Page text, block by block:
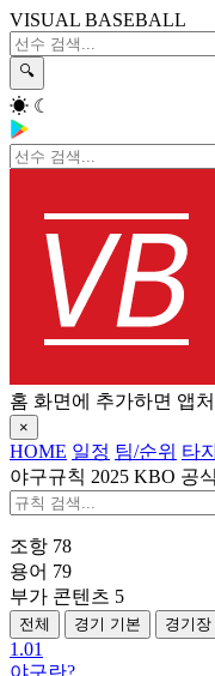
VISUAL BASEBALL
🔍
☀ ☾
홈 화면에 추가하면 앱
×
HOME 일정 팀/순위 타
야구규칙 2025 KBO 공
조항 78
용어 79
부가 콘텐츠 5
전체 경기 기본 경기장
1.01
야구란?